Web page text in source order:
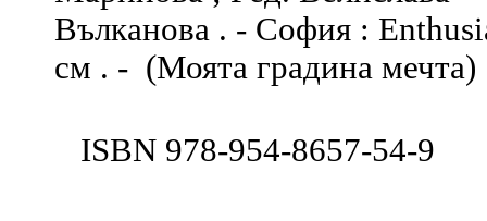
Вълканова . - София :
см . - (Моята градина мечта)
ISBN 978-954-8657-54-9